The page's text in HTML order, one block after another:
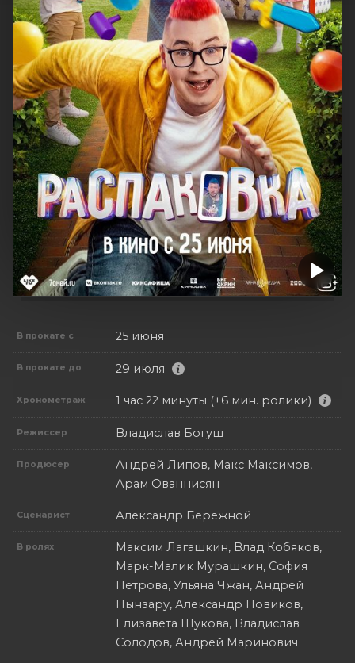
В прокате с 25 июня
В прокате до 29 июля
Хронометраж 1 час 22 минуты (+6 мин. ролики)
Режиссер Владислав Богуш
Продюсер
Андрей Липов, Макс Максимов,
Арам Ованнисян
Сценарист Александр Бережной
В ролях
Максим Лагашкин, Влад Кобяков,
Марк-Малик Мурашкин, София
Петрова, Ульяна Чжан, Андрей
Пынзару, Александр Новиков,
Елизавета Шукова, Владислав
Солодов, Андрей Маринович